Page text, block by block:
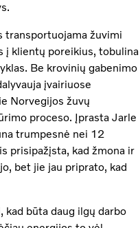
transportuojama žuvimi
į klientų poreikius, tobulina
Be krovinių gabenimo
įvairiuose
Norvegijos žuvų
proceso. Įprasta Jarle
trumpesnė nei 12
prisipažįsta, kad žmona ir
bet jie jau priprato, kad
kad būta daug ilgų darbo